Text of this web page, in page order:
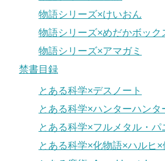
物語シリーズ×けいおん
物語シリーズ×めだかボック
物語シリーズ×アマガミ
禁書目録
とある科学×デスノート
とある科学×ハンターハンタ
とある科学×フルメタル・パ
とある科学×化物語×ハルヒ